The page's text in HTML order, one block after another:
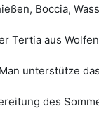
Boccia,
Tertia aus
unterstütze
des